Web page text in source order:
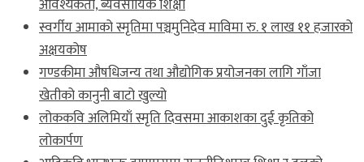
आवश्यकता, ब्यवसायिक शिक्षा
स्वर्गीय आमाको स्मृतिमा पञ्चमुनिदेव माविमा रु. १ लाख ११ हजारको
अक्षयकोष
गण्डकीमा औषधिजन्य तथा औद्योगिक प्रयोजनका लागि गाँजा
खेतीको कानुनी बाटो खुल्यो
लोककवि अलिमियाँ स्मृति दिवसमा आकाशका दुई कृतिको
लोकार्पण